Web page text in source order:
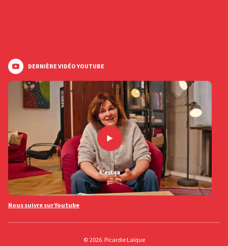
DERNIÈRE VIDÉO YOUTUBE
Nous suivre sur Youtube
© 2026. Picardie Laïque